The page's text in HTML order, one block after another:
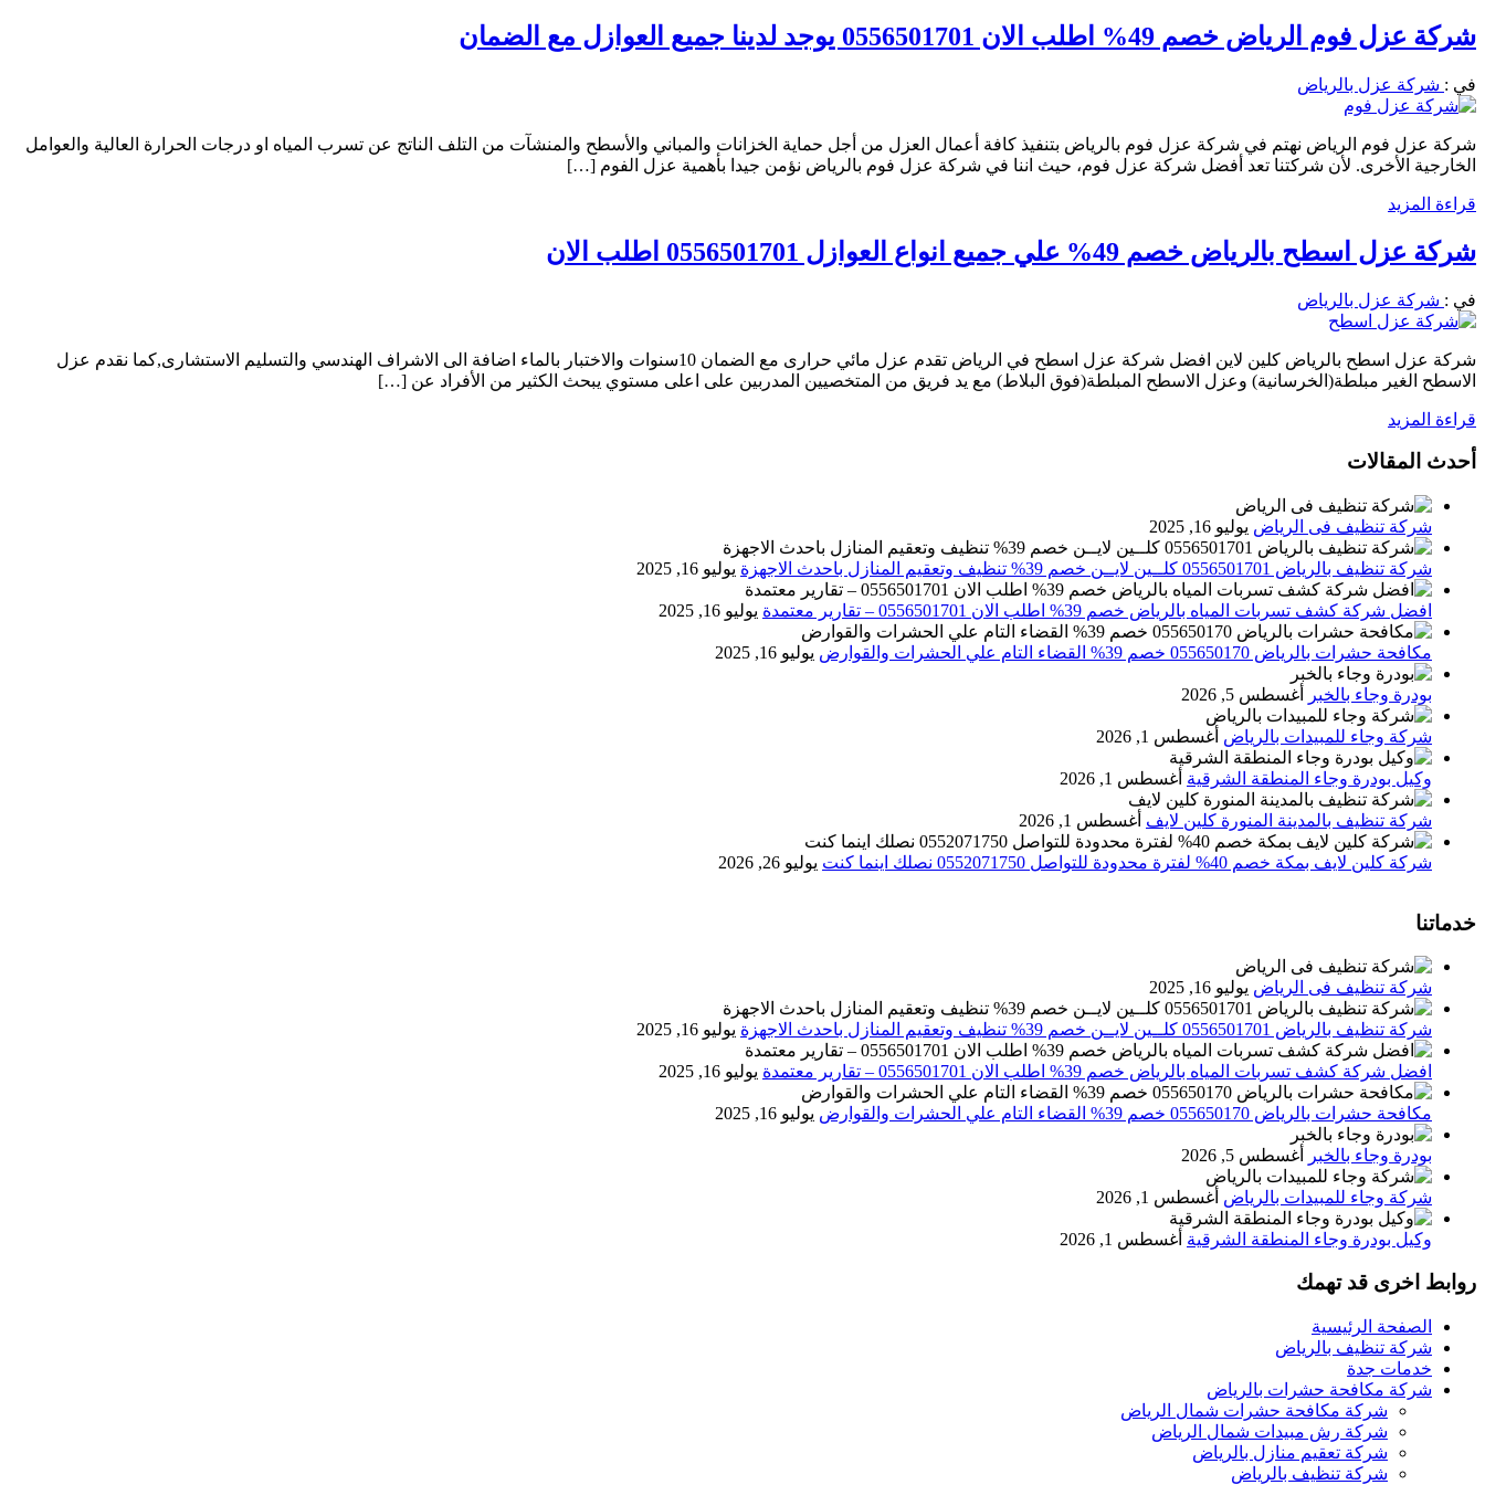
شركة عزل فوم الرياض خصم 49% اطلب الان 0556501701 يوجد لدينا جميع العوازل مع الضمان
في : شركة عزل بالرياض
شركة عزل فوم الرياض نهتم في شركة عزل فوم بالرياض بتنفيذ كافة أعمال العزل من أجل حماية الخزانات والمباني والأسطح والمنشآت من التلف الناتج عن تسرب المياه او درجات الحرارة العالية والعوامل
الخارجية الأخرى. لأن شركتنا تعد أفضل شركة عزل فوم، حيث اننا في شركة عزل فوم بالرياض نؤمن جيدا بأهمية عزل الفوم […]
قراءة المزيد
شركة عزل اسطح بالرياض خصم 49% علي جميع انواع العوازل 0556501701 اطلب الان
في : شركة عزل بالرياض
شركة عزل اسطح بالرياض كلين لاين افضل شركة عزل اسطح في الرياض تقدم عزل مائي حرارى مع الضمان 10سنوات والاختبار بالماء اضافة الى الاشراف الهندسي والتسليم الاستشارى,كما نقدم عزل
الاسطح الغير مبلطة(الخرسانية) وعزل الاسطح المبلطة(فوق البلاط) مع يد فريق من المتخصيين المدربين على اعلى مستوي يبحث الكثير من الأفراد عن […]
قراءة المزيد
أحدث المقالات
شركة تنظيف فى الرياض يوليو 16, 2025
شركة تنظيف بالرياض 0556501701 كلــين لايــن خصم 39% تنظيف وتعقيم المنازل باحدث الاجهزة يوليو 16, 2025
افضل شركة كشف تسربات المياه بالرياض خصم 39% اطلب الان 0556501701‬‏ – تقارير معتمدة يوليو 16, 2025
مكافحة حشرات بالرياض 055650170 خصم 39% القضاء التام علي الحشرات والقوارض يوليو 16, 2025
بودرة وجاء بالخبر أغسطس 5, 2026
شركة وجاء للمبيدات بالرياض أغسطس 1, 2026
وكيل بودرة وجاء المنطقة الشرقية أغسطس 1, 2026
شركة تنظيف بالمدينة المنورة كلين لايف أغسطس 1, 2026
شركة كلين لايف بمكة خصم 40% لفترة محدودة للتواصل 0552071750 نصلك اينما كنت يوليو 26, 2026
خدماتنا
شركة تنظيف فى الرياض يوليو 16, 2025
شركة تنظيف بالرياض 0556501701 كلــين لايــن خصم 39% تنظيف وتعقيم المنازل باحدث الاجهزة يوليو 16, 2025
افضل شركة كشف تسربات المياه بالرياض خصم 39% اطلب الان 0556501701‬‏ – تقارير معتمدة يوليو 16, 2025
مكافحة حشرات بالرياض 055650170 خصم 39% القضاء التام علي الحشرات والقوارض يوليو 16, 2025
بودرة وجاء بالخبر أغسطس 5, 2026
شركة وجاء للمبيدات بالرياض أغسطس 1, 2026
وكيل بودرة وجاء المنطقة الشرقية أغسطس 1, 2026
روابط اخرى قد تهمك
الصفحة الرئيسية
شركة تنظيف بالرياض
خدمات جدة
شركة مكافحة حشرات بالرياض
شركة مكافحة حشرات شمال الرياض
شركة رش مبيدات شمال الرياض
شركة تعقيم منازل بالرياض
شركة تنظيف بالرياض